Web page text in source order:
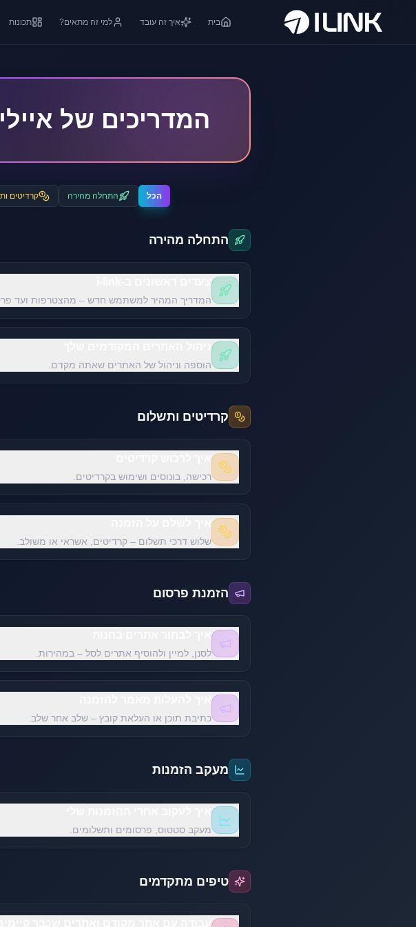
בית איך זה עובד למי זה מתאים? תכונות
המדריכים של
הכל התחלה מהירה קרדיטים
התחלה מהירה
המדריך המהיר למשתמש חדש – מהצטרפות ועד
הוספה וניהול של האתרים שאתה מקדם.
קרדיטים ותשלום
רכישה, בונוסים ושימוש בקרדיטים.
שלוש דרכי תשלום – קרדיטים, אשראי או משולב.
הזמנת פרסום
לסנן, למיין ולהוסיף אתרים לסל – במהירות.
כתיבת תוכן או העלאת קובץ – שלב אחר שלב.
מעקב הזמנות
מעקב סטטוס, פרסומים ותשלומים.
טיפים מתקדמים